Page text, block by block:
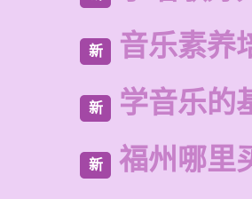
新 音乐素养
新 学音乐的
新 福州哪里